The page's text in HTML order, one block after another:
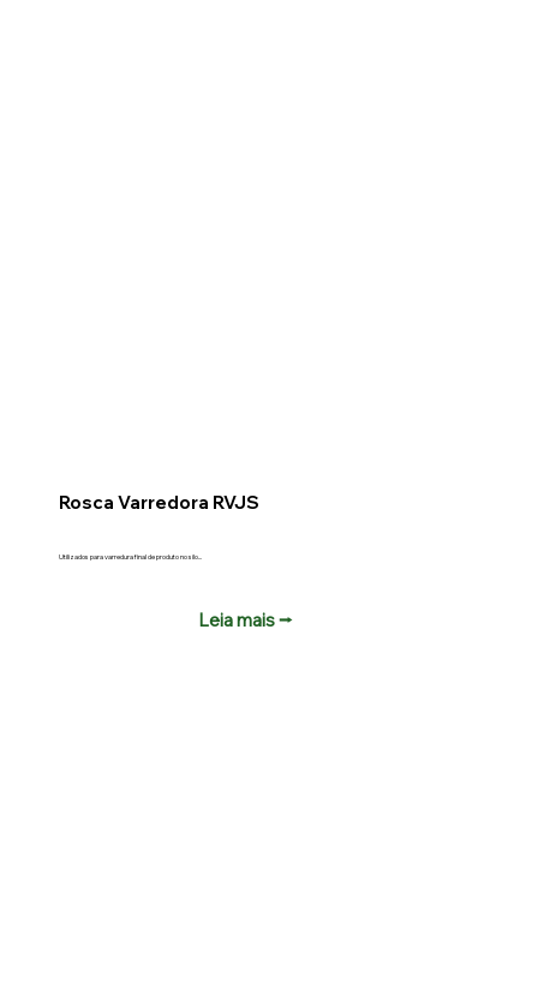
Rosca Varredora RVJS
Utilizados para varredura final de produto no silo...
Leia mais ⭢